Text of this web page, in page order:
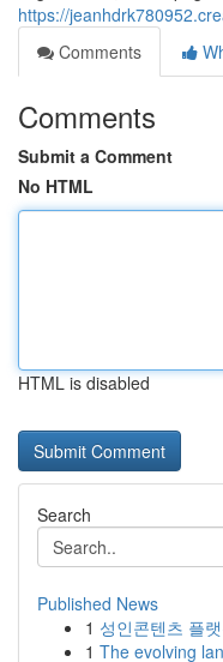
https://
Comments
Comments
Submit a Comment
No HTML
HTML is disabled
Search
Published News
1 성인콘텐츠 플
1 The evolving